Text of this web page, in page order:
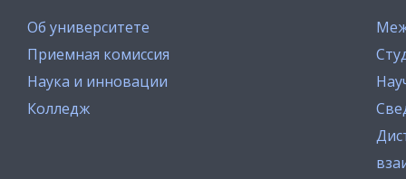
Об университете
Приемная комиссия
Наука и инновации
Колледж